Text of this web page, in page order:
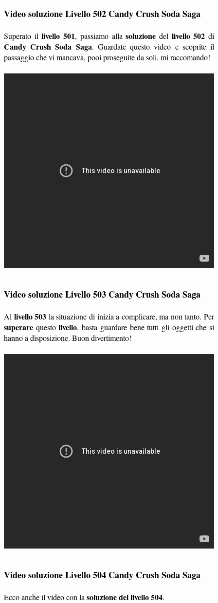
Video soluzione Livello 502 Candy Crush Soda Saga
Superato illivello 501, passiamo allasoluzione del livello 502 di
Candy Crush Soda Saga. Guardate questo video e scoprite il
passaggio che vi mancava, pooi proseguite da soli, mi raccomando!
Video soluzione Livello 503 Candy Crush Soda Saga
Al livello 503 la situazione di inizia a complicare, ma non tanto. Per
superare questolivello, basta guardare bene tutti gli oggetti che si
hanno a disposizione. Buon divertimento!
Video soluzione Livello 504 Candy Crush Soda Saga
Ecco anche il video con la soluzione del livello 504.